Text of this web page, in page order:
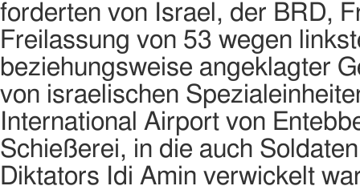
forderten von Israel, der BRD,
Freilassung von 53 wegen
beziehungsweise angeklagter
von israelischen
International Airport von
Schießerei, in die auch
Diktators Idi Amin verwickelt